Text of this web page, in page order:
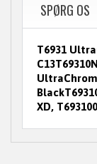
SPØRG OS
T6931
XD,